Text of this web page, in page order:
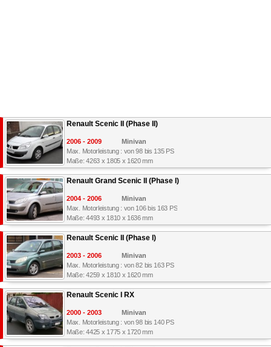
Renault Scenic II (Phase II)
2006 - 2009
Minivan
Max. Motorleistung : von 98 bis 135 PS
Maße: 4263 x 1805 x 1620 mm
Renault Grand Scenic II (Phase I)
2004 - 2006
Minivan
Max. Motorleistung : von 106 bis 163 PS
Maße: 4493 x 1810 x 1636 mm
Renault Scenic II (Phase I)
2003 - 2006
Minivan
Max. Motorleistung : von 82 bis 163 PS
Maße: 4259 x 1810 x 1620 mm
Renault Scenic I RX
2000 - 2003
Minivan
Max. Motorleistung : von 98 bis 140 PS
Maße: 4425 x 1775 x 1720 mm